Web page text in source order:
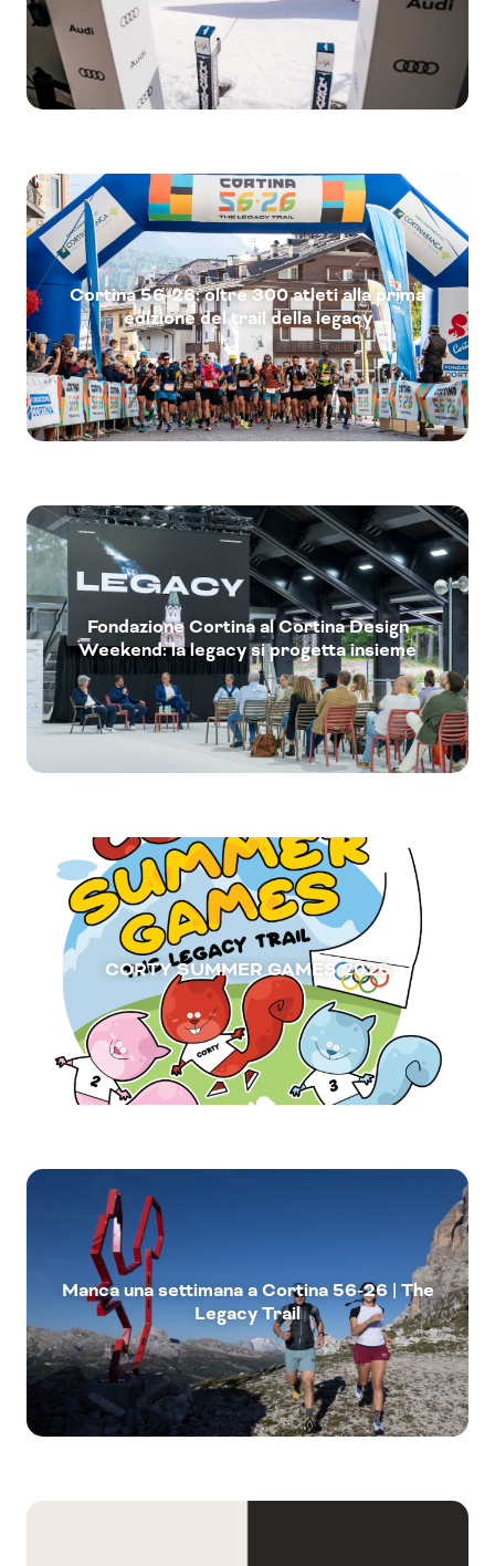
Cortina 56-26: oltre 300 atleti alla prima
edizione del trail della legacy
Fondazione Cortina al Cortina Design
Weekend: la legacy si progetta insieme
CORTY SUMMER GAMES 2026
Manca una settimana a Cortina 56-26 | The
Legacy Trail